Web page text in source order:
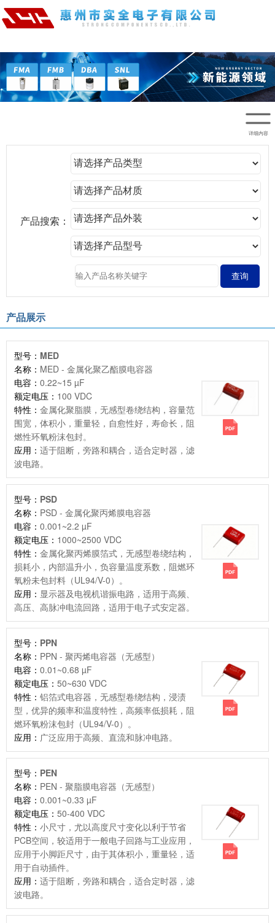
详细内容
产品搜索：
产品展示
型号： MED
名称： MED - 金属化聚乙酯膜电容器
电容： 0.22~15 µF
额定电压： 100 VDC
特性： 金属化聚脂膜，无感型卷绕结构，容量范
围宽，体积小，重量轻，自愈性好，寿命长，阻
燃性环氧粉沫包封。
应用： 适于阻断，旁路和耦合，适合定时器，滤
波电路。
型号： PSD
名称： PSD - 金属化聚丙烯膜电容器
电容： 0.001~2.2 µF
额定电压： 1000~2500 VDC
特性： 金属化聚丙烯膜箔式，无感型卷绕结构，
损耗小，内部温升小，负容量温度系数，阻燃环
氧粉未包封料（UL94/V-0）。
应用： 显示器及电视机谐振电路，适用于高频、
高压、高脉冲电流回路，适用于电子式安定器。
型号： PPN
名称： PPN - 聚丙烯电容器（无感型）
电容： 0.01~0.68 µF
额定电压： 50~630 VDC
特性： 铝箔式电容器，无感型卷绕结构，浸渍
型，优异的频率和温度特性，高频率低损耗，阻
燃环氧粉沫包封（UL94/V-0）。
应用： 广泛应用于高频、直流和脉冲电路。
型号： PEN
名称： PEN - 聚脂膜电容器（无感型）
电容： 0.001~0.33 µF
额定电压： 50-400 VDC
特性： 小尺寸，尤以高度尺寸变化以利于节省
PCB空间，较适用于一般电子回路与工业应用，
应用于小脚距尺寸，由于其体积小，重量轻，适
用于自动插件。
应用： 适于阻断，旁路和耦合，适合定时器，滤
波电路。